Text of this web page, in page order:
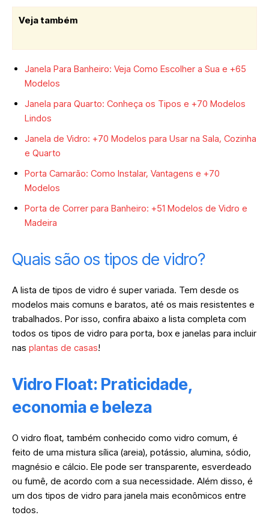
Veja também
Janela Para Banheiro: Veja Como Escolher a Sua e +65
Modelos
Janela para Quarto: Conheça os Tipos e +70 Modelos
Lindos
Janela de Vidro: +70 Modelos para Usar na Sala, Cozinha
e Quarto
Porta Camarão: Como Instalar, Vantagens e +70
Modelos
Porta de Correr para Banheiro: +51 Modelos de Vidro e
Madeira
Quais são os tipos de vidro?
A lista de tipos de vidro é super variada. Tem desde os
modelos mais comuns e baratos, até os mais resistentes e
trabalhados. Por isso, confira abaixo a lista completa com
todos os tipos de vidro para porta, box e janelas para incluir
nas plantas de casas!
Vidro Float: Praticidade,
economia e beleza
O vidro float, também conhecido como vidro comum, é
feito de uma mistura sílica (areia), potássio, alumina, sódio,
magnésio e cálcio. Ele pode ser transparente, esverdeado
ou fumê, de acordo com a sua necessidade. Além disso, é
um dos tipos de vidro para janela mais econômicos entre
todos.